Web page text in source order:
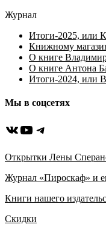
Журнал
Итоги-2025, или
Книжному
О книге
О книге Антона
Итоги-2024, или
Мы в соцсетях
ВКонтакте
YouTube
Telegram
Открытки Лены
Журнал «Пироскаф» и
Книги нашего
Скидки